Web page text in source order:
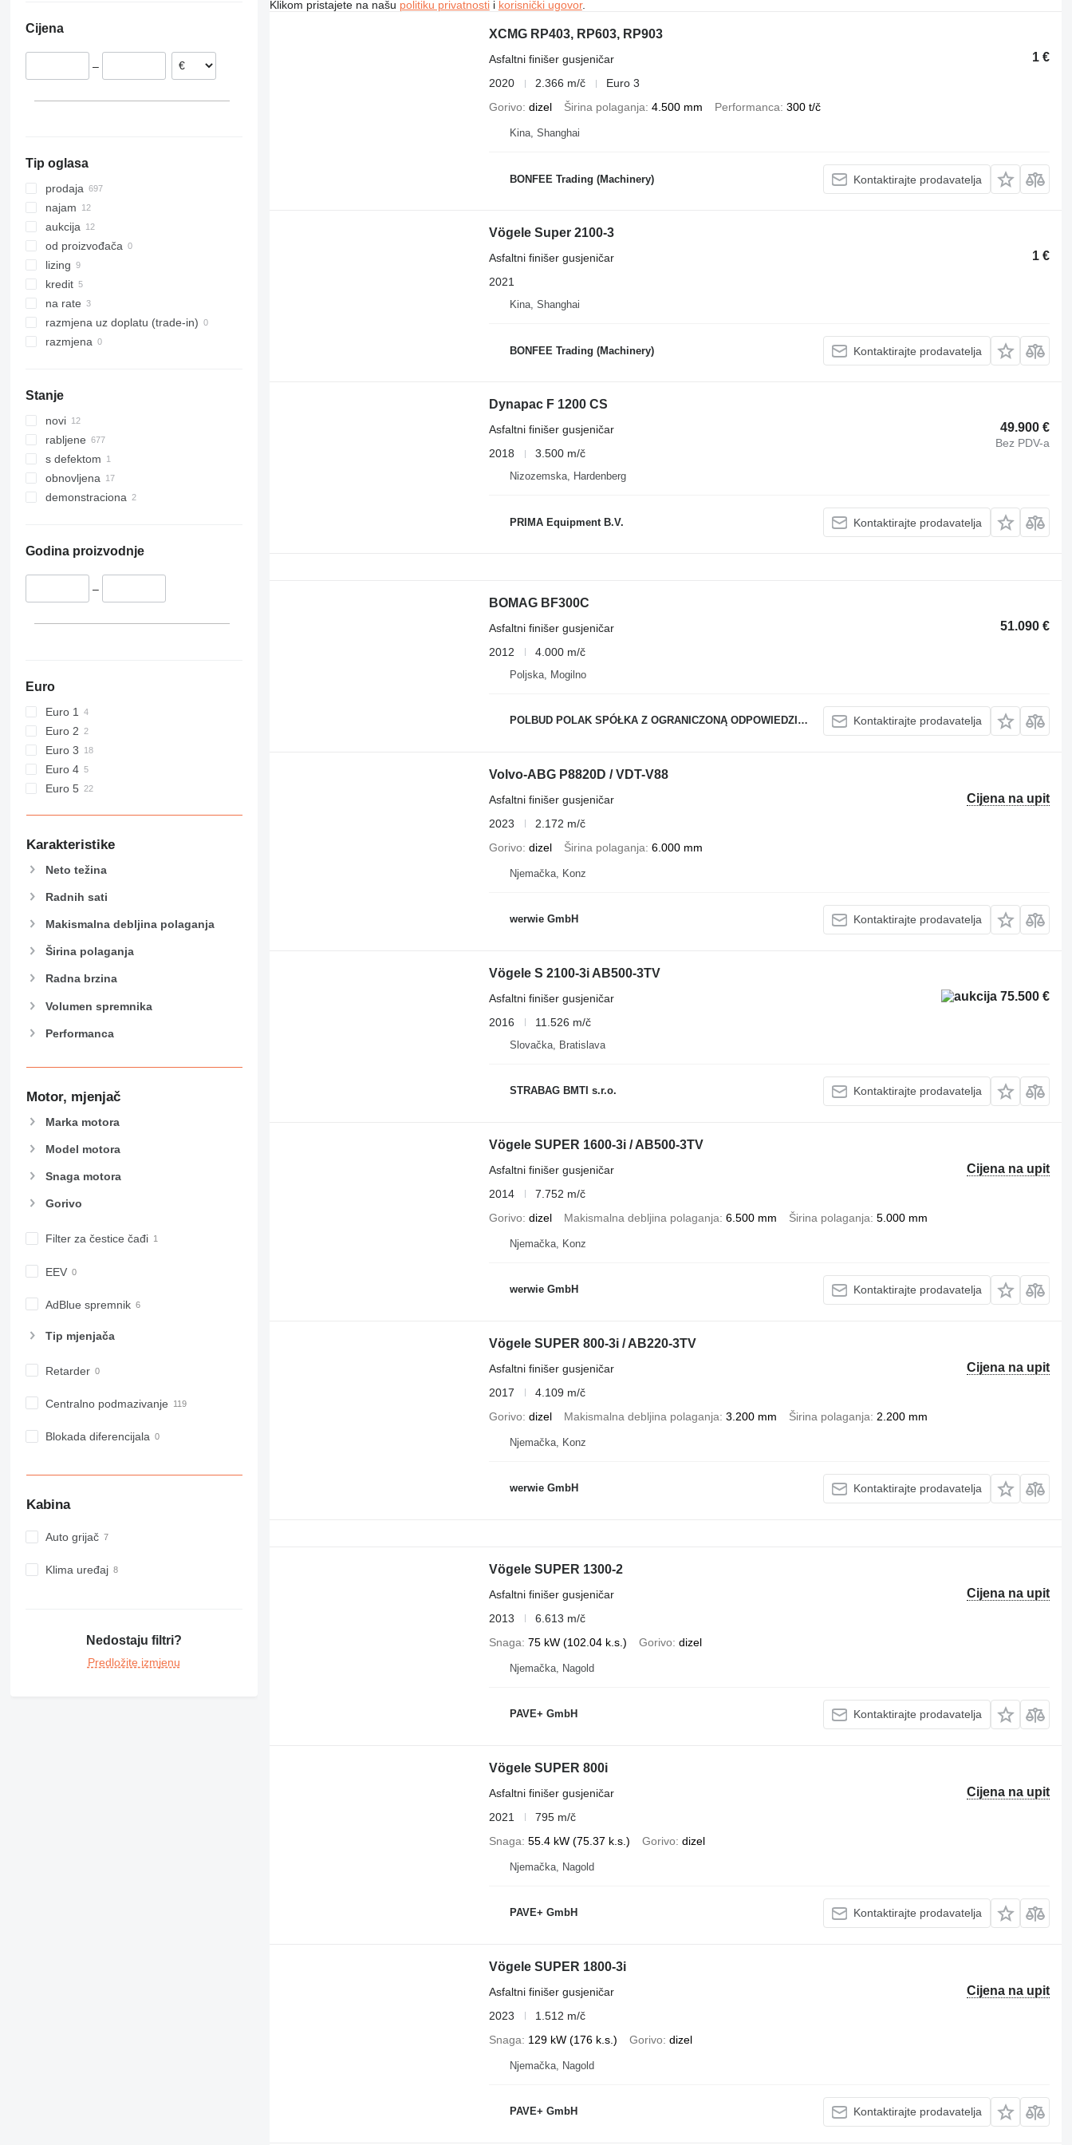
Rumunjska
Litvanija
Saudijska Arabija
Kazahstan
Cijena
–
Tip oglasa
prodaja
najam
aukcija
od proizvođača
lizing
kredit
na rate
razmjena uz doplatu (trade-in)
razmjena
Stanje
novi
rabljene
s defektom
obnovljena
demonstraciona
Godina proizvodnje
–
Euro
Euro 1
Euro 2
Euro 3
Euro 4
Euro 5
Karakteristike
Neto težina
Radnih sati
Makismalna debljina polaganja
Širina polaganja
Radna brzina
Volumen spremnika
Performanca
Motor, mjenjač
Marka motora
Model motora
Snaga motora
Gorivo
Filter za čestice čađi
EEV
AdBlue spremnik
Tip mјenjača
Retarder
Centralno podmazivanje
Blokada diferencijala
Kabina
Auto grijač
Klima uređaj
Nedostaju filtri?
Predložite izmjenu
Klikom pristajete na našu politiku privatnostii korisnički ugovor.
XCMG RP403, RP603, RP903
1 €
Asfaltni finišer gusjeničar
2020
2.366 m/č
Euro 3
Gorivo dizel Širina polaganja 4.500 mm Performanca 300 t/č
Kina, Shanghai
BONFEE Trading (Machinery) Kontaktirajte prodavatelja
Vögele Super 2100-3
1 €
Asfaltni finišer gusjeničar
2021
Kina, Shanghai
BONFEE Trading (Machinery) Kontaktirajte prodavatelja
Dynapac F 1200 CS
49.900 €
Bez PDV-a
Asfaltni finišer gusjeničar
2018
3.500 m/č
Nizozemska, Hardenberg
PRIMA Equipment B.V. Kontaktirajte prodavatelja
BOMAG BF300C
51.090 €
Asfaltni finišer gusjeničar
2012
4.000 m/č
Poljska, Mogilno
POLBUD POLAK SPÓŁKA Z OGRANICZONĄ ODPOWIEDZIALNOŚCIĄ Kontaktirajte prodavatelja
Volvo-ABG P8820D / VDT-V88
Cijena na upit
Asfaltni finišer gusjeničar
2023
2.172 m/č
Gorivo dizel Širina polaganja 6.000 mm
Njemačka, Konz
werwie GmbH Kontaktirajte prodavatelja
Vögele S 2100-3i AB500-3TV
75.500 €
Asfaltni finišer gusjeničar
2016
11.526 m/č
Slovačka, Bratislava
STRABAG BMTI s.r.o. Kontaktirajte prodavatelja
Vögele SUPER 1600-3i / AB500-3TV
Cijena na upit
Asfaltni finišer gusjeničar
2014
7.752 m/č
Gorivo dizel Makismalna debljina polaganja 6.500 mm Širina polaganja 5.000 mm
Njemačka, Konz
werwie GmbH Kontaktirajte prodavatelja
Vögele SUPER 800-3i / AB220-3TV
Cijena na upit
Asfaltni finišer gusjeničar
2017
4.109 m/č
Gorivo dizel Makismalna debljina polaganja 3.200 mm Širina polaganja 2.200 mm
Njemačka, Konz
werwie GmbH Kontaktirajte prodavatelja
Vögele SUPER 1300-2
Cijena na upit
Asfaltni finišer gusjeničar
2013
6.613 m/č
Snaga 75 kW (102.04 k.s.) Gorivo dizel
Njemačka, Nagold
PAVE+ GmbH Kontaktirajte prodavatelja
Vögele SUPER 800i
Cijena na upit
Asfaltni finišer gusjeničar
2021
795 m/č
Snaga 55.4 kW (75.37 k.s.) Gorivo dizel
Njemačka, Nagold
PAVE+ GmbH Kontaktirajte prodavatelja
Vögele SUPER 1800-3i
Cijena na upit
Asfaltni finišer gusjeničar
2023
1.512 m/č
Snaga
129 kW (176 k.s.) Gorivo dizel
Njemačka, Nagold
PAVE+ GmbH Kontaktirajte prodavatelja